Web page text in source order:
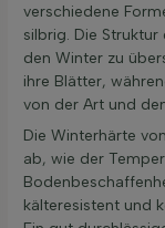
verschiedene
silbrig. Die
den Winter zu
ihre Blätter,
von der Art und
Die Winterhärte
ab, wie der
kälteresistent und